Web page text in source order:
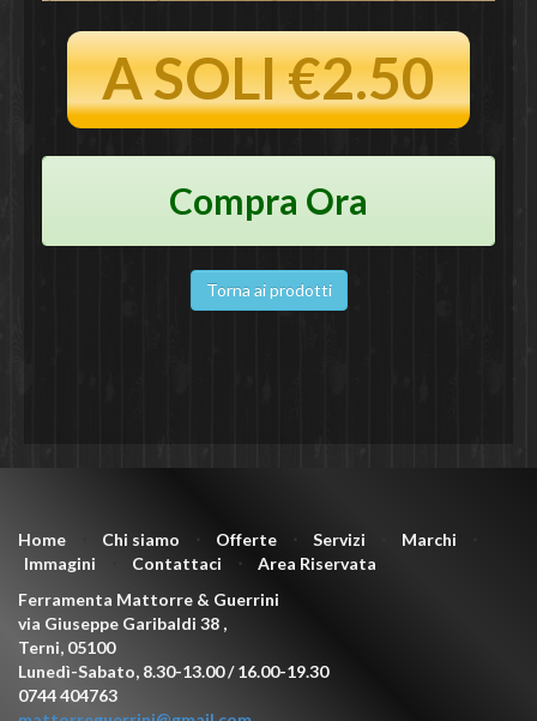
A SOLI €2.50
Compra Ora
Torna ai prodotti
Home Chi siamo ⋅ Offerte ⋅ Servizi Marchi
Immagini
Contattaci ⋅
Area Riservata
Ferramenta Mattorre & Guerrini
via Giuseppe Garibaldi 38 ,
Terni, 05100
Lunedì-Sabato, 8.30-13.00 / 16.00-19.30
0744 404763